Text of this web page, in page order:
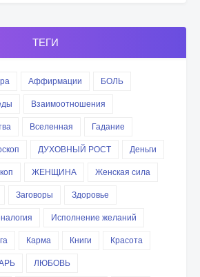
ТЕГИ
Аффирмации
БОЛЬ
Взаимоотношения
Вселенная
Гадание
ДУХОВНЫЙ РОСТ
Деньги
ЖЕНЩИНА
Женская сила
Заговоры
Здоровье
Исполнение желаний
Карма Книги
Красота
ЛЮБОВЬ